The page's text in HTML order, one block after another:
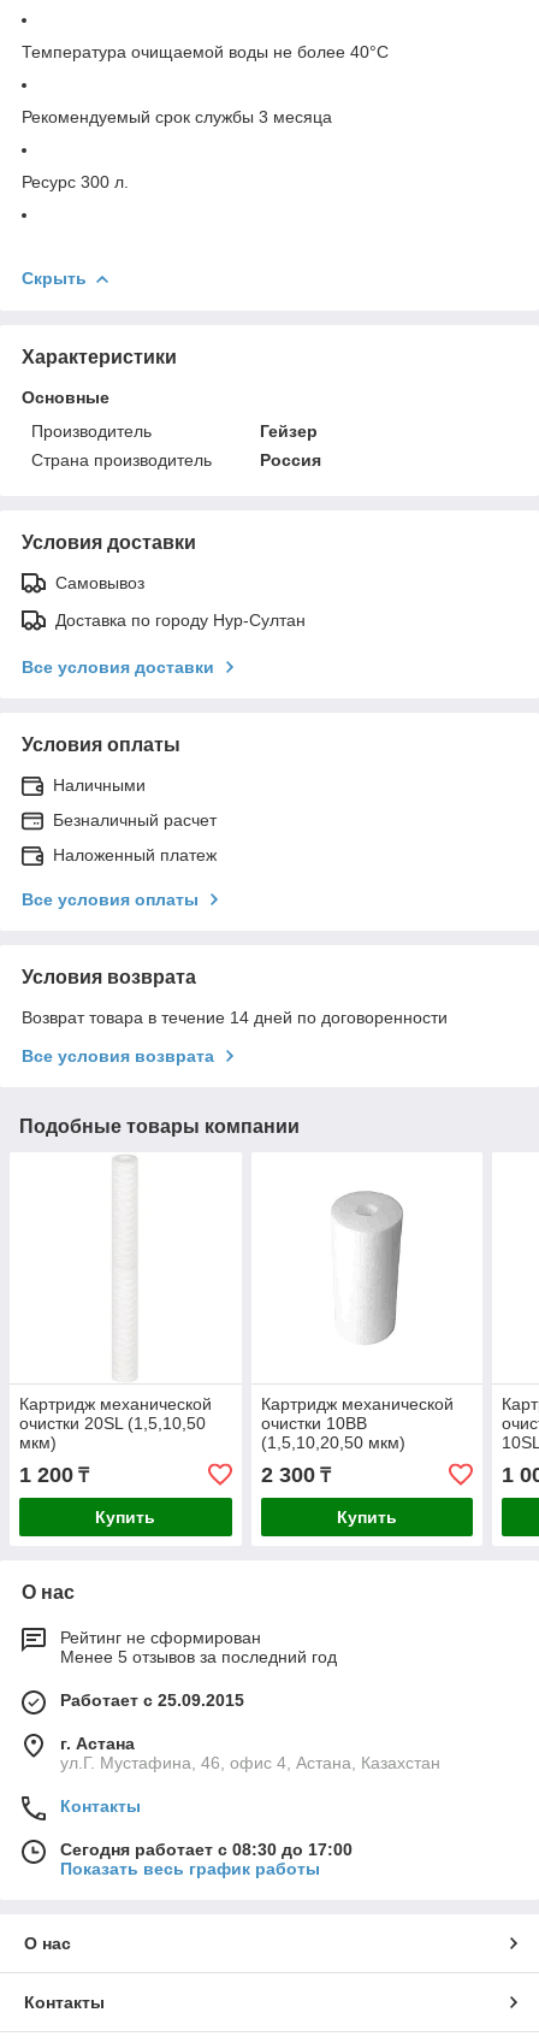
Температура очищаемой воды не более 40°С
Рекомендуемый срок службы 3 месяца
Ресурс 300 л.
Скрыть
Характеристики
Основные
Производитель
Гейзер
Страна производитель
Россия
Условия доставки
Самовывоз
Доставка по городу Нур-Султан
Все условия доставки
Условия оплаты
Наличными
Безналичный расчет
Наложенный платеж
Все условия оплаты
Условия возврата
Возврат товара в течение 14 дней по договоренности
Все условия возврата
Подобные товары компании
Картридж механической
очистки 20SL (1,5,10,50
мкм)
1 200 ₸
Купить
Картридж механической
очистки 10BB
(1,5,10,20,50 мкм)
2 300₸
Купить
1
О нас
Рейтинг не сформирован
Менее 5 отзывов за последний год
Работает с 25.09.2015
г. Астана
ул.Г. Мустафина, 46, офис 4, Астана, Казахстан
Контакты
Сегодня работает с 08:30 до 17:00
Показать весь график работы
О нас
Контакты